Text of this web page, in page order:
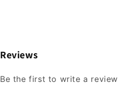
Reviews
Be the first to write a review